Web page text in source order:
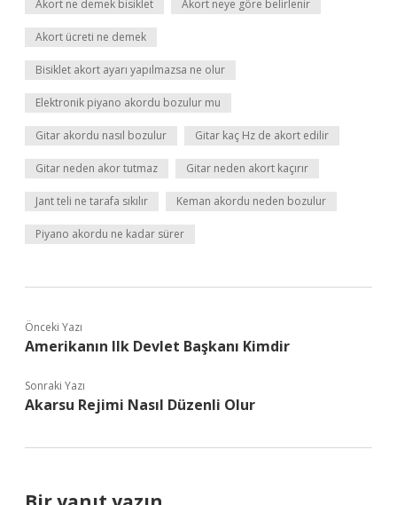
Akort ne demek bisiklet Akort neye göre belirlenir
Akort ücreti ne demek
Bisiklet akort ayarı yapılmazsa ne olur
Elektronik piyano akordu bozulur mu
Gitar akordu nasıl bozulur Gitar kaç Hz de akort edilir
Gitar neden akor tutmaz Gitar neden akort kaçırır
Jant teli ne tarafa sıkılır Keman akordu neden bozulur
Piyano akordu ne kadar sürer
Önceki Yazı
Amerikanın Ilk Devlet Başkanı Kimdir
Sonraki Yazı
Akarsu Rejimi Nasıl Düzenli Olur